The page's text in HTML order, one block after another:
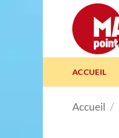
ACCUEIL
Accueil /